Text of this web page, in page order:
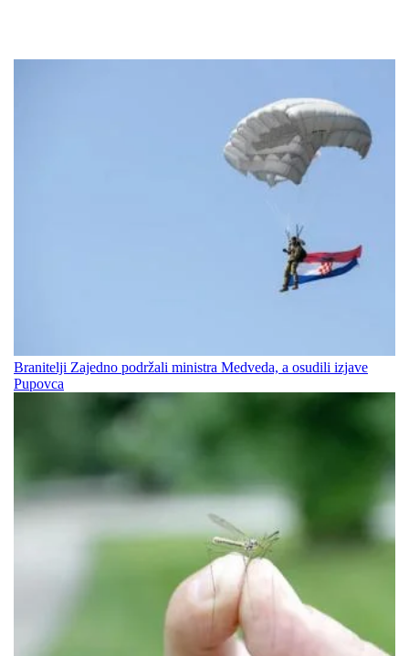
Branitelji Zajedno podržali ministra Medveda, a osudili izjave
Pupovca